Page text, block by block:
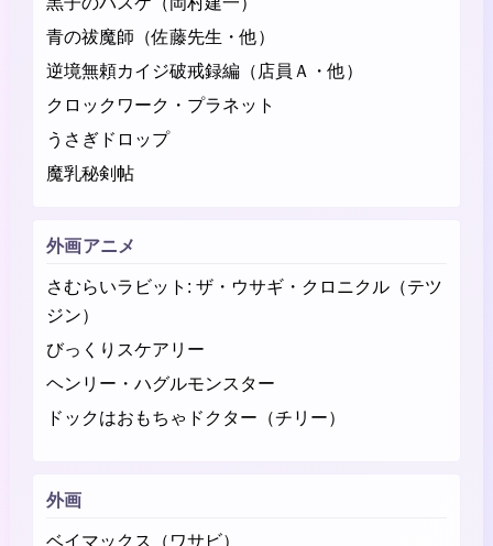
青の祓魔師（佐藤先生・他）
逆境無頼カイジ破戒録編（店員Ａ・他）
クロックワーク・プラネット
うさぎドロップ
魔乳秘剣帖
外画アニメ
さむらいラビット: ザ・ウサギ・クロニクル（テツ
ジン）
びっくりスケアリー
ヘンリー・ハグルモンスター
ドックはおもちゃドクター（チリー）
外画
ベイマックス（ワサビ）